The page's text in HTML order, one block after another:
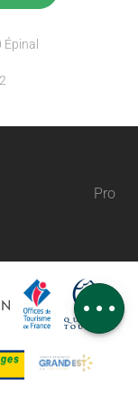
Horaires
Avis
Pro